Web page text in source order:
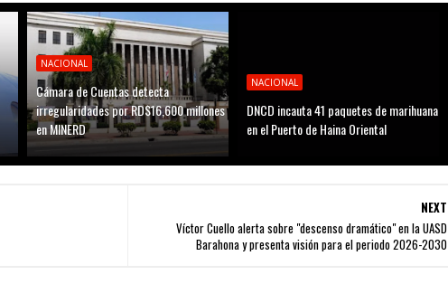
NACIONAL
Cámara de Cuentas detecta
irregularidades por RD$16,600 millones
en MINERD
NACIONAL
DNCD incauta 41 paquetes de marihuana
en el Puerto de Haina Oriental
NEXT
Víctor Cuello alerta sobre "descenso dramático" en la UASD
Barahona y presenta visión para el periodo 2026-2030